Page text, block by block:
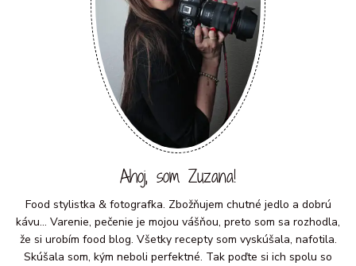
Ahoj, som Zuzana!
Food stylistka & fotografka. Zbožňujem chutné jedlo a dobrú
kávu... Varenie, pečenie je mojou vášňou, preto som sa rozhodla,
že si urobím food blog. Všetky recepty som vyskúšala, nafotila.
Skúšala som, kým neboli perfektné. Tak poďte si ich spolu so